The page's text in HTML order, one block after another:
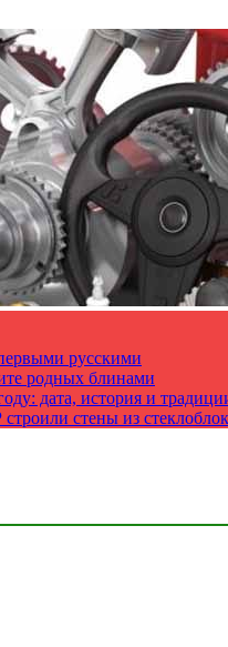
русскими
родных блинами
дата, история и
стены из